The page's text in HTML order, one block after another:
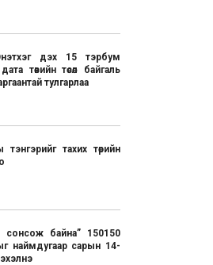
дэх 15 тэрбум
төвийн төсөл байгаль
тулгарлаа
тэнгэрийг тахих төрийн
сонсож байна” 150150
наймдугаар сарын 14-
эхэлнэ